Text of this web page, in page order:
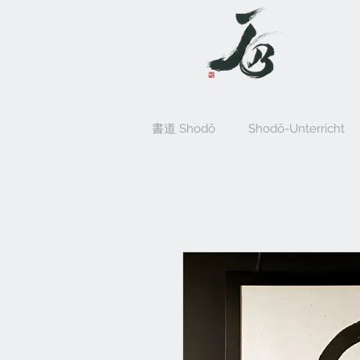
書道 Shodō Shodō-Unterricht